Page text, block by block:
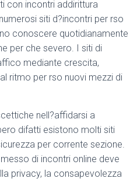
con incontri addirittura
siti d?incontri per rso
conoscere quotidianamente
per che severo. I siti di
mediante crescita,
ritmo per rso nuovi mezzi di
nell?affidarsi a
difatti esistono molti siti
per corrente sezione.
di incontri online deve
privacy, la consapevolezza